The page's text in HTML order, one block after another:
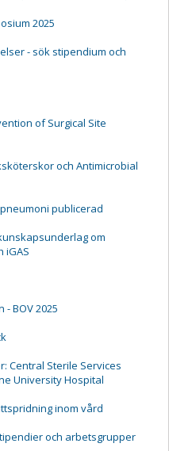
2025
- sök stipendium och
of Surgical Site
och Antimicrobial
publicerad
om
iGAS
BOV 2025
Central Sterile Services
University Hospital
inom vård
och arbetsgrupper